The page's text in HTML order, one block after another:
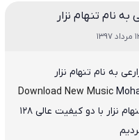
نام تنهام نزار
به نام تنهام نزار
Download New Music
نزار
با دو کیفیت عالی ۱۲۸